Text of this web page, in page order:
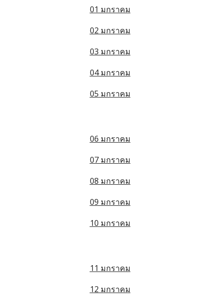
01 มกราคม
02 มกราคม
03 มกราคม
04 มกราคม
05 มกราคม
06 มกราคม
07 มกราคม
08 มกราคม
09 มกราคม
10 มกราคม
11 มกราคม
12 มกราคม